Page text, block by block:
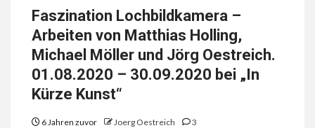
Faszination Lochbildkamera –
Arbeiten von Matthias Holling,
Michael Möller und Jörg Oestreich.
01.08.2020 – 30.09.2020 bei „In
Kürze Kunst“
6 Jahren zuvor Joerg Oestreich 3